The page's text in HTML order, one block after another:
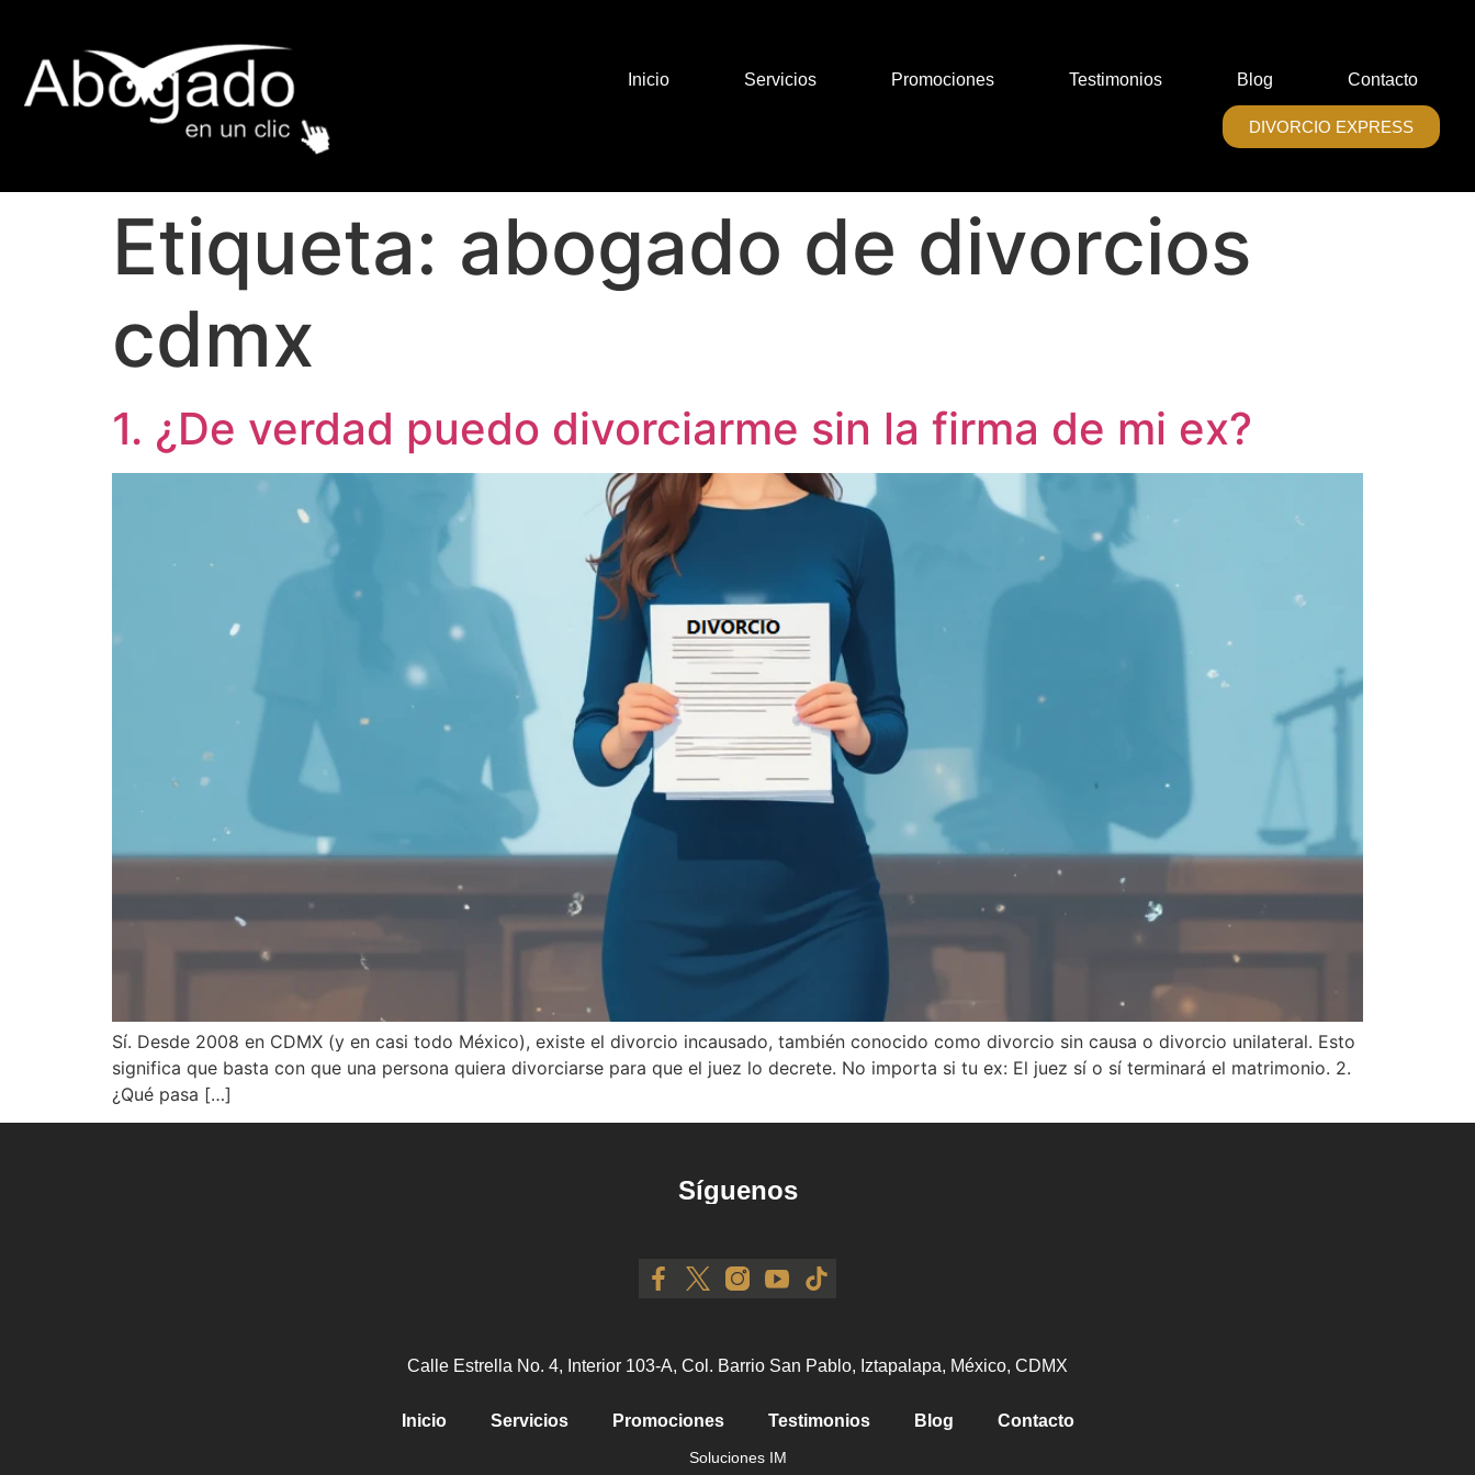
Inicio Servicios Promociones Testimonios Blog Contacto
DIVORCIO EXPRESS
Etiqueta: abogado de divorcios
cdmx
1. ¿De verdad puedo divorciarme sin la firma de mi ex?
Sí. Desde 2008 en CDMX (y en casi todo México), existe el divorcio incausado, también conocido como divorcio sin causa o divorcio unilateral. Esto
significa que basta con que una persona quiera divorciarse para que el juez lo decrete. No importa si tu ex: El juez sí o sí terminará el matrimonio. 2.
¿Qué pasa […]
Síguenos
Calle Estrella No. 4, Interior 103-A, Col. Barrio San Pablo, Iztapalapa, México, CDMX
Inicio Servicios Promociones Testimonios Blog Contacto
Soluciones IM